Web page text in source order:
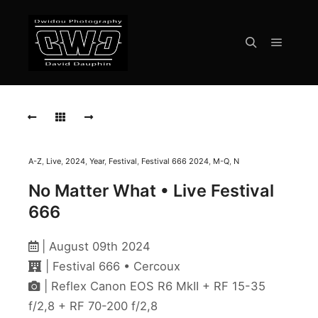
WHAT
WHAT
Festival
A-Z, Live, 2024, Year, Festival, Festival 666 2024, M-Q, N
No Matter What • Live Festival
666
| August 09th 2024
| Festival 666 • Cercoux
| Reflex Canon EOS R6 MkII + RF 15-35
f/2,8 + RF 70-200 f/2,8